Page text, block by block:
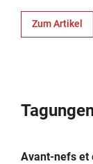
Zum Artikel
Avant-nefs et